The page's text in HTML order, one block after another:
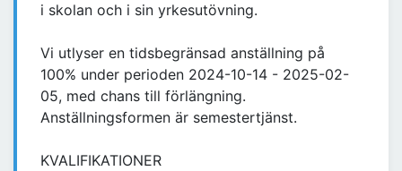
i skolan och i sin yrkesutövning.
Vi utlyser en tidsbegränsad anställning på
100% under perioden 2024-10-14 - 2025-02-
05, med chans till förlängning.
Anställningsformen är semestertjänst.
KVALIFIKATIONER